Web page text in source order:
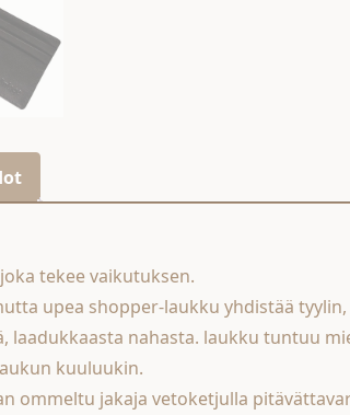
tekee vaikutuksen.
upea shopper-laukku yhdistää
laadukkaasta nahasta. laukku tuntuu
kuuluukin.
ommeltu jakaja vetoketjulla